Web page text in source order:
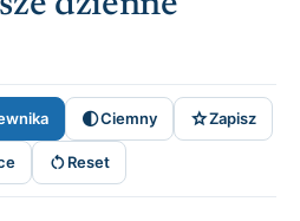
Ciemny Zapisz
Reset